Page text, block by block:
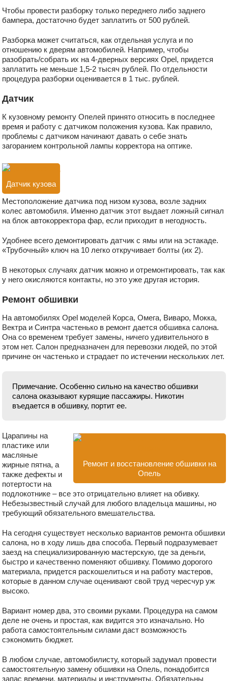
Чтобы провести разборку только переднего либо заднего
бампера, достаточно будет заплатить от 500 рублей.
Разборка может считаться, как отдельная услуга и по
отношению к дверям автомобилей. Например, чтобы
разобрать/собрать их на 4-дверных версиях Opel, придется
заплатить не меньше 1,5-2 тысяч рублей. По отдельности
процедура разборки оценивается в 1 тыс. рублей.
Датчик
К кузовному ремонту Опелей принято относить в последнее
время и работу с датчиком положения кузова. Как правило,
проблемы с датчиком начинают давать о себе знать
загоранием контрольной лампы корректора на оптике.
Датчик кузова
Местоположение датчика под низом кузова, возле задних
колес автомобиля. Именно датчик этот выдает ложный сигнал
на блок автокорректора фар, если приходит в негодность.
Удобнее всего демонтировать датчик с ямы или на эстакаде.
«Трубочный» ключ на 10 легко откручивает болты (их 2).
В некоторых случаях датчик можно и отремонтировать, так как
у него окисляются контакты, но это уже другая история.
Ремонт обшивки
На автомобилях Opel моделей Корса, Омега, Виваро, Мокка,
Вектра и Синтра частенько в ремонт дается обшивка салона.
Она со временем требует замены, ничего удивительного в
этом нет. Салон предназначен для перевозки людей, по этой
причине он частенько и страдает по истечении нескольких лет.
Примечание. Особенно сильно на качество обшивки
салона оказывают курящие пассажиры. Никотин
въедается в обшивку, портит ее.
Ремонт и восстановление обшивки на
Опель
Царапины на
пластике или
масляные
жирные пятна, а
также дефекты и
потертости на
подлокотнике – все это отрицательно влияет на обивку.
Небезызвестный случай для любого владельца машины, но
требующий обязательного вмешательства.
На сегодня существует несколько вариантов ремонта обшивки
салона, но в ходу лишь два способа. Первый подразумевает
заезд на специализированную мастерскую, где за деньги,
быстро и качественно поменяют обшивку. Помимо дорогого
материала, придется раскошелиться и на работу мастеров,
которые в данном случае оценивают свой труд чересчур уж
высоко.
Вариант номер два, это своими руками. Процедура на самом
деле не очень и простая, как видится это изначально. Но
работа самостоятельным силами даст возможность
сэкономить бюджет.
В любом случае, автомобилисту, который задумал провести
самостоятельную замену обшивки на Опель, понадобится
запас времени, материалы и инструменты. Обязательны